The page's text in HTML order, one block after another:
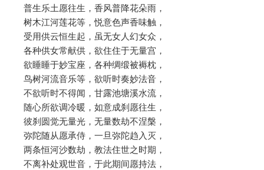
普生乐土愿往生，香风普降花朵雨，
树木江河莲花等，悦意色声香味触，
受用供云恒生起，虽无女人幻女众，
各种供女常献供，欲住住于无量宫，
欲睡睡于妙宝座，各种绸缎被褥枕，
鸟树河流音乐等，欲听时奏妙法音，
不欲听时不得闻，甘露池塘溪水流，
随心所欲调冷暖，如意成刹愿往生，
彼刹圆觉无量光，无量数劫不涅槃，
弥陀随从愿承侍，一旦弥陀趋入灭，
两条恒河沙数劫，教法住世之时期，
不离补处观世音，于此期间愿持法，